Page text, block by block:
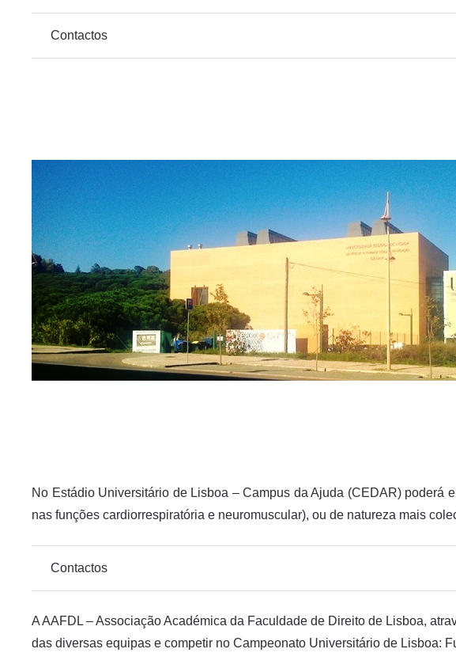
Contactos
No Estádio Universitário de Lisboa – Campus da Ajuda (CEDAR)
nas funções cardiorrespiratória e neuromuscular), ou de natureza mais
Contactos
A AAFDL – Associação Académica da Faculdade de Direito de Lisboa,
das diversas equipas e competir no Campeonato Universitário de Lisboa: